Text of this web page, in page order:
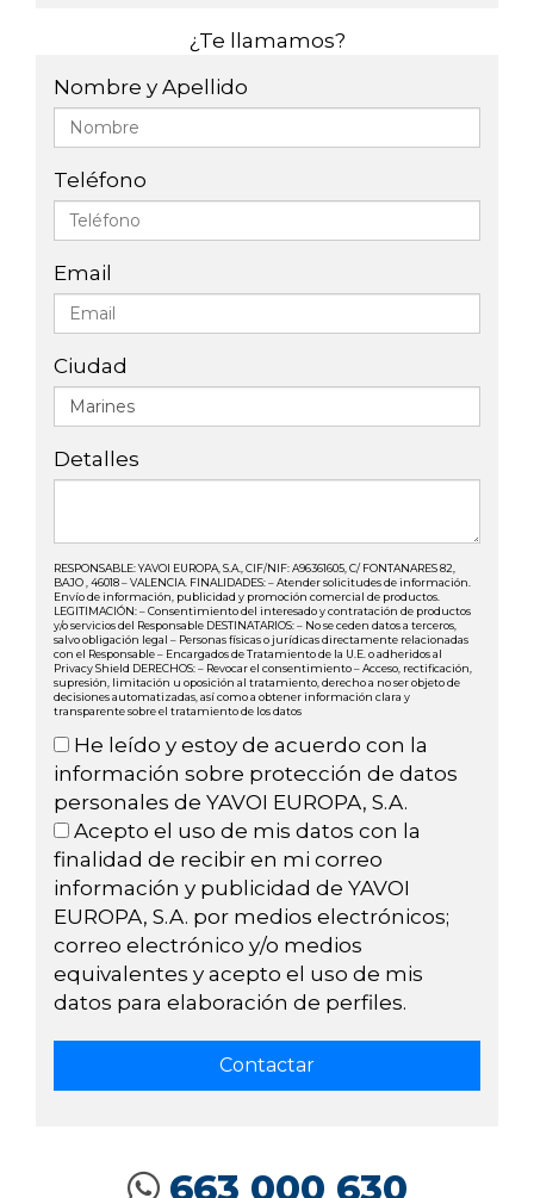
¿Te llamamos?
Nombre y Apellido
Teléfono
Email
Ciudad
Detalles
RESPONSABLE: YAVOI EUROPA, S.A., CIF/NIF: A96361605, C/ FONTANARES 82,
BAJO , 46018 – VALENCIA. FINALIDADES: – Atender solicitudes de información.
Envío de información, publicidad y promoción comercial de productos.
LEGITIMACIÓN: – Consentimiento del interesado y contratación de productos
y/o servicios del Responsable DESTINATARIOS: – No se ceden datos a terceros,
salvo obligación legal – Personas físicas o jurídicas directamente relacionadas
con el Responsable – Encargados de Tratamiento de la U.E. o adheridos al
Privacy Shield DERECHOS: – Revocar el consentimiento – Acceso, rectificación,
supresión, limitación u oposición al tratamiento, derecho a no ser objeto de
decisiones automatizadas, así como a obtener información clara y
transparente sobre el tratamiento de los datos
He leído y estoy de acuerdo con la
información sobre protección de datos
personales de YAVOI EUROPA, S.A.
Acepto el uso de mis datos con la
finalidad de recibir en mi correo
información y publicidad de YAVOI
EUROPA, S.A. por medios electrónicos;
correo electrónico y/o medios
equivalentes y acepto el uso de mis
datos para elaboración de perfiles.
663 000 630